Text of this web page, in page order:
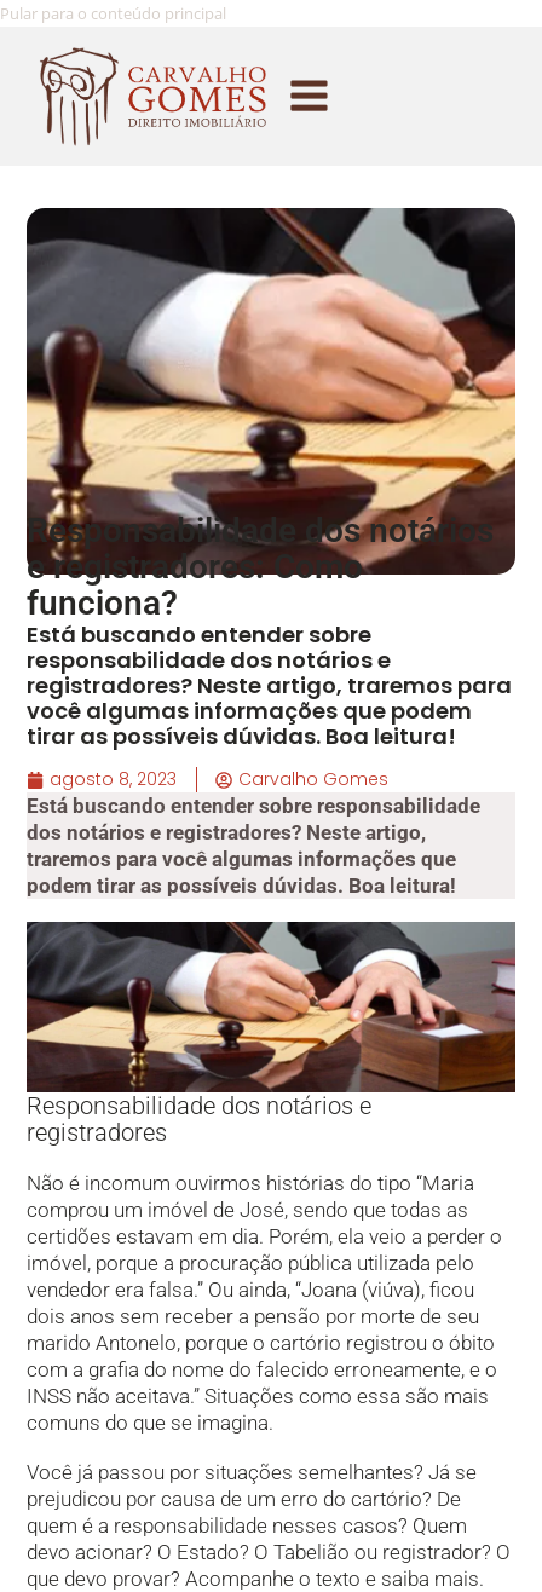
Pular para o conteúdo principal
Responsabilidade dos notários
e registradores: Como
funciona?
Está buscando entender sobre
responsabilidade dos notários e
registradores? Neste artigo, traremos para
você algumas informações que podem
tirar as possíveis dúvidas. Boa leitura!
agosto 8, 2023
Carvalho Gomes
Está buscando entender sobre responsabilidade
dos notários e registradores? Neste artigo,
traremos para você algumas informações que
podem tirar as possíveis dúvidas. Boa leitura!
Responsabilidade dos notários e
registradores
Não é incomum ouvirmos histórias do tipo “Maria
comprou um imóvel de José, sendo que todas as
certidões estavam em dia. Porém, ela veio a perder o
imóvel, porque a procuração pública utilizada pelo
vendedor era falsa.” Ou ainda, “Joana (viúva), ficou
dois anos sem receber a pensão por morte de seu
marido Antonelo, porque o cartório registrou o óbito
com a grafia do nome do falecido erroneamente, e o
INSS não aceitava.” Situações como essa são mais
comuns do que se imagina.
Você já passou por situações semelhantes? Já se
prejudicou por causa de um erro do cartório? De
quem é a responsabilidade nesses casos? Quem
devo acionar? O Estado? O Tabelião ou registrador? O
que devo provar? Acompanhe o texto e saiba mais.